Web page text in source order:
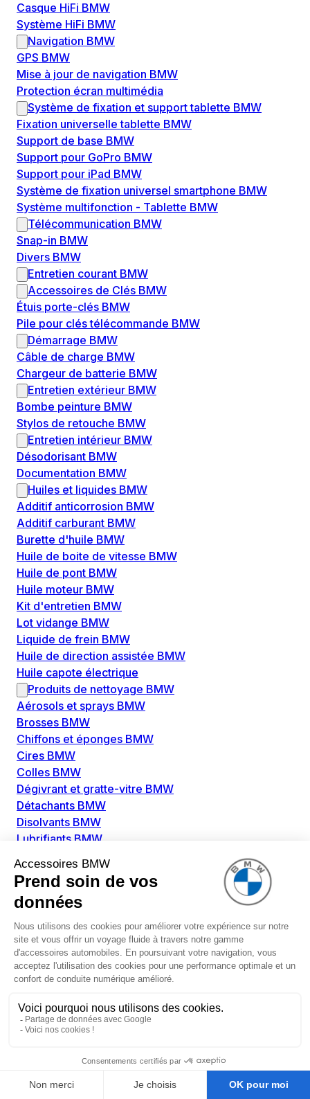
Casque HiFi BMW
Système HiFi BMW
Navigation BMW
GPS BMW
Mise à jour de navigation BMW
Protection écran multimédia
Système de fixation et support tablette BMW
Fixation universelle tablette BMW
Support de base BMW
Support pour GoPro BMW
Support pour iPad BMW
Système de fixation universel smartphone BMW
Système multifonction - Tablette BMW
Télécommunication BMW
Snap-in BMW
Divers BMW
Entretien courant BMW
Accessoires de Clés BMW
Étuis porte-clés BMW
Pile pour clés télécommande BMW
Démarrage BMW
Câble de charge BMW
Chargeur de batterie BMW
Entretien extérieur BMW
Bombe peinture BMW
Stylos de retouche BMW
Entretien intérieur BMW
Désodorisant BMW
Documentation BMW
Huiles et liquides BMW
Additif anticorrosion BMW
Additif carburant BMW
Burette d'huile BMW
Huile de boite de vitesse BMW
Huile de pont BMW
Huile moteur BMW
Kit d'entretien BMW
Lot vidange BMW
Liquide de frein BMW
Huile de direction assistée BMW
Huile capote électrique
Produits de nettoyage BMW
Aérosols et sprays BMW
Brosses BMW
Chiffons et éponges BMW
Cires BMW
Colles BMW
Dégivrant et gratte-vitre BMW
Détachants BMW
Disolvants BMW
Lubrifiants BMW
Nettoyant extérieur BMW
Pièces détachées BMW
Alimentation Carburant BMW
Boitier papillon BMW
Faisceau de câble pour réservoir avec pompe
d'aspiration BMW
Injecteur BMW
Pompe à carburant BMW
Pompe diesel BMW
Allumage / Préchauffage BMW
Boitier de préchauffage BMW
Amortissement BMW